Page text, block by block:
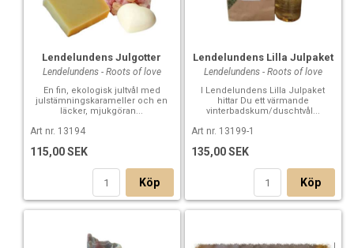
Lendelundens Julgotter
Lendelundens - Roots of love
En fin, ekologisk jultvål med
julstämningskarameller och en
läcker, mjukgöran...
Art nr. 13194
115,00 SEK
Köp
Lendelundens Lilla Julpaket
Lendelundens - Roots of love
I Lendelundens Lilla Julpaket
hittar Du ett värmande
vinterbadskum/duschtvål...
Art nr. 13199-1
135,00 SEK
Köp